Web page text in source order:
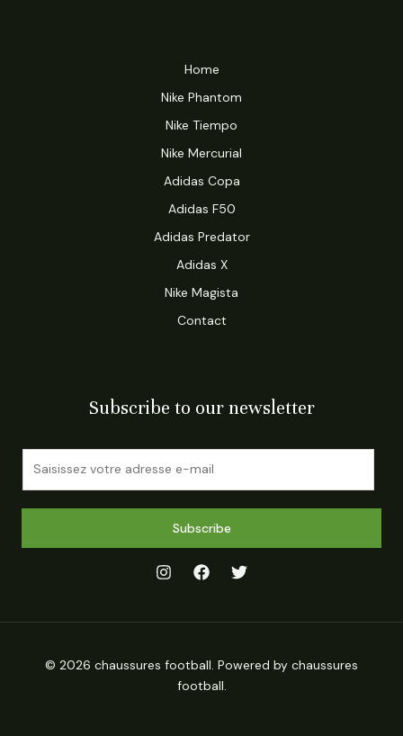
Home
Nike Phantom
Nike Tiempo
Nike Mercurial
Adidas Copa
Adidas F50
Adidas Predator
Adidas X
Nike Magista
Contact
Subscribe to our newsletter
Subscribe
© 2026 chaussures football. Powered by chaussures
football.